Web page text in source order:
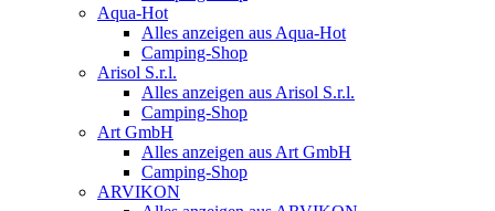
Aqua-Hot
Alles anzeigen aus Aqua-Hot
Camping-Shop
Arisol S.r.l.
Alles anzeigen aus Arisol S.r.l.
Camping-Shop
Art GmbH
Alles anzeigen aus Art GmbH
Camping-Shop
ARVIKON